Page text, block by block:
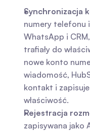
Synchronizacja
numery telefonu
WhatsApp i
trafiały do
nowe konto
wiadomość,
kontakt i
właściwość.
Rejestracja
zapisywana jako